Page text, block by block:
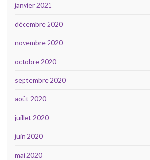
janvier 2021
décembre 2020
novembre 2020
octobre 2020
septembre 2020
août 2020
juillet 2020
juin 2020
mai 2020